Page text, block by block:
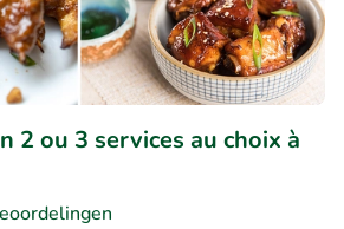
2 ou 3 services au choix à